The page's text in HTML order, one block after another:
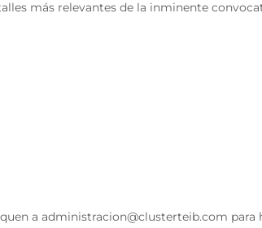
más relevantes de la inminente
a administracion@clusterteib.com para